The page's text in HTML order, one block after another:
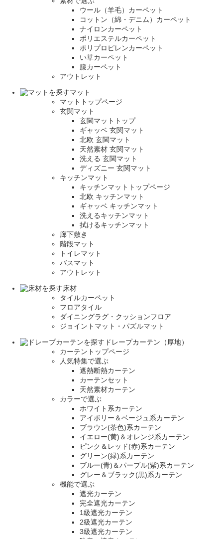
ウール（羊毛）カーペット
コットン（綿・デニム）カーペット
ナイロンカーペット
ポリエステルカーペット
ポリプロピレンカーペット
い草カーペット
籐カーペット
アウトレット
マット
マットトップページ
玄関マット
玄関マットトップ
ギャッベ 玄関マット
北欧 玄関マット
天然素材 玄関マット
洗える 玄関マット
ディズニー 玄関マット
キッチンマット
キッチンマットトップページ
北欧 キッチンマット
ギャッベ キッチンマット
洗えるキッチンマット
拭けるキッチンマット
廊下敷き
階段マット
トイレマット
バスマット
アウトレット
床材
タイルカーペット
フロアタイル
ダイニングラグ・クッションフロア
ジョイントマット・パズルマット
ドレープカーテン（厚地）
カーテントップページ
人気特集で選ぶ
遮熱断熱カーテン
カーテンセット
天然素材カーテン
カラーで選ぶ
ホワイト系カーテン
アイボリー＆ベージュ系カーテン
ブラウン(茶色)系カーテン
イエロー(黄)＆オレンジ系カーテン
ピンク＆レッド(赤)系カーテン
グリーン(緑)系カーテン
ブルー(青)＆パープル(紫)系カーテン
グレー＆ブラック(黒)系カーテン
機能で選ぶ
遮光カーテン
完全遮光カーテン
1級遮光カーテン
2級遮光カーテン
3級遮光カーテン